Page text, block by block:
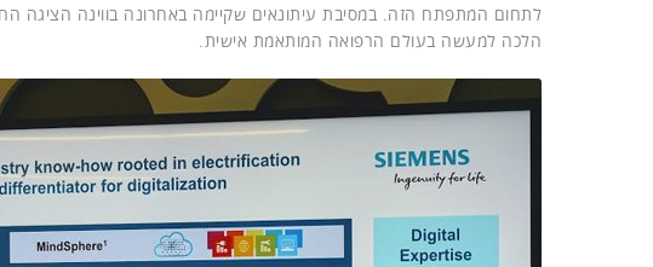
לתחום המתפתח הזה. במסיבת עיתונאים שקיימה באחרונה בווינה הציגה
הלכה למעשה בעולם הרפואה המותאמת אישית.